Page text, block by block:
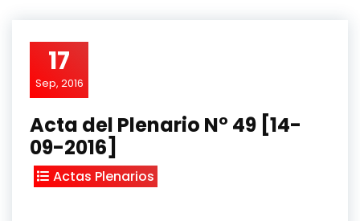
17
Sep, 2016
Acta del Plenario N° 49 [14-
09-2016]
Actas Plenarios